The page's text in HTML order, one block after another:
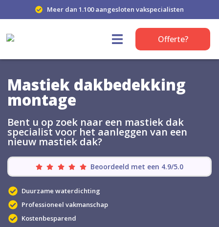
Meer dan 1.100 aangesloten vakspecialisten
Offerte?
Mastiek dakbedekking
montage
Bent u op zoek naar een mastiek dak
specialist voor het aanleggen van een
nieuw mastiek dak?
Beoordeeld met een 4.9/5.0
Duurzame waterdichting
Professioneel vakmanschap
Kostenbesparend